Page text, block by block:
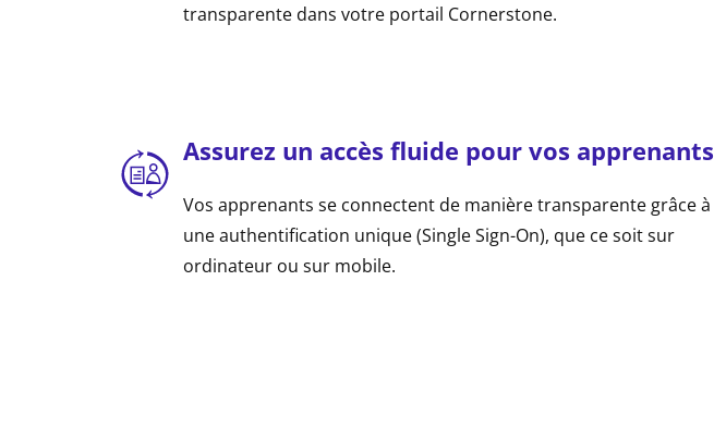
transparente dans votre portail Cornerstone. ​
Assurez un accès fluide pour vos apprenants
Vos apprenants se connectent de manière transparente grâce à
une authentification unique (Single Sign-On), que ce soit sur
ordinateur ou sur mobile.